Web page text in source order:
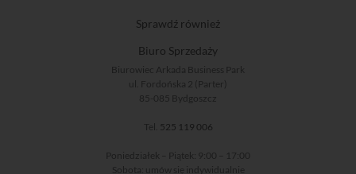
Sprawdź również
Biuro Sprzedaży
Biurowiec Arkada Business Park
ul. Fordońska 2 (Parter)
85-085 Bydgoszcz
Tel. 525 119 006
Poniedziałek – Piątek: 9:00 – 17:00
Sobota: umów się indywidualnie